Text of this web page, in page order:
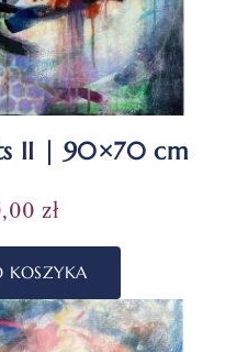
II | 90×70 cm
zł
KOSZYKA